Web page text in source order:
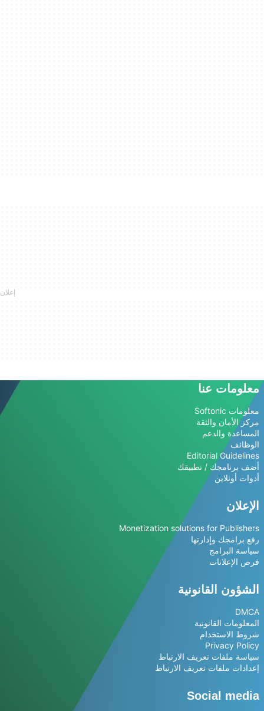
معلومات عنا
معلومات Softonic
مركز الأمان والثقة
المساعدة والدعم
الوظائف
Editorial Guidelines
أضف برنامجك / تطبيقك
أدوات أونلاين
الإعلان
Monetization solutions for Publishers
رفع برامجك وإدارتها
سياسة البرامج
فرص الإعلانات
الشؤون القانونية
DMCA
المعلومات القانونية
شروط الاستخدام
Privacy Policy
سياسة ملفات تعريف الارتباط
إعدادات ملفات تعريف الارتباط
Social media